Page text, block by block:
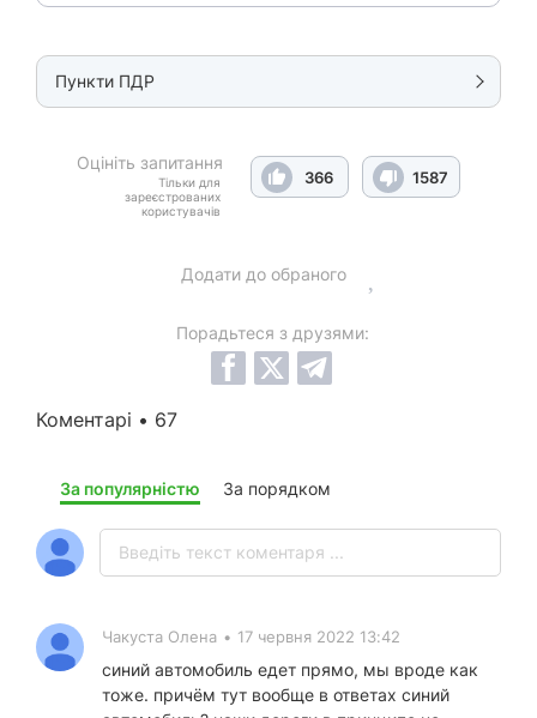
Пункти ПДР
Оцініть запитання
Тільки для
зареєстрованих
користувачів
366 1587
Додати до обраного
Порадьтеся з друзями:
Коментарі • 67
За популярністю За порядком
Чакуста Олена • 17 червня 2022 13:42
синий автомобиль едет прямо, мы вроде как
тоже. причём тут вообще в ответах синий